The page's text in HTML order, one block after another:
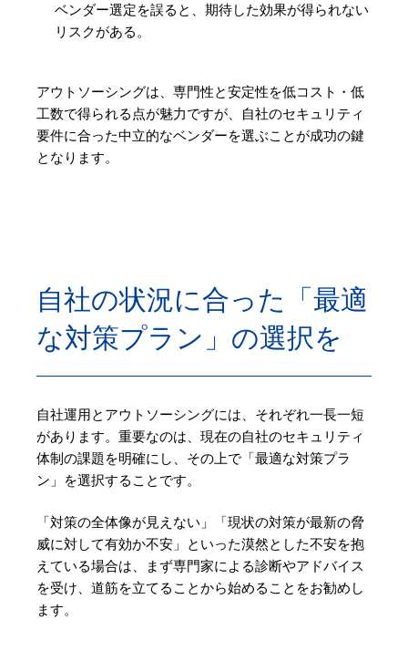
ベンダー選定を誤ると、期待した効果が得られない
リスクがある。
アウトソーシングは、専門性と安定性を低コスト・低
工数で得られる点が魅力ですが、自社のセキュリティ
要件に合った中立的なベンダーを選ぶことが成功の鍵
となります。
自社の状況に合った「最適
な対策プラン」の選択を
自社運用とアウトソーシングには、それぞれ一長一短
があります。重要なのは、現在の自社のセキュリティ
体制の課題を明確にし、その上で「最適な対策プラ
ン」を選択することです。
「対策の全体像が見えない」「現状の対策が最新の脅
威に対して有効か不安」といった漠然とした不安を抱
えている場合は、まず専門家による診断やアドバイス
を受け、道筋を立てることから始めることをお勧めし
ます。